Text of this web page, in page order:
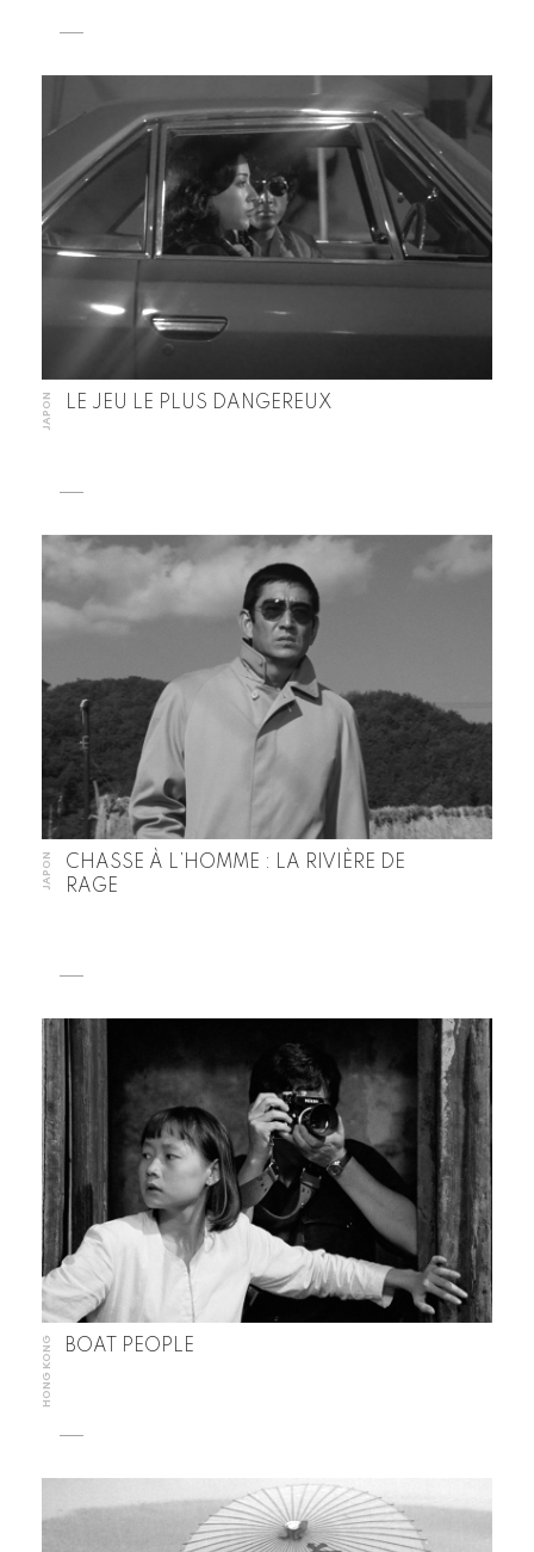
JAPON LE JEU LE PLUS DANGEREUX
JAPON
CHASSE À L’HOMME : LA RIVIÈRE DE
RAGE
HONG KONG BOAT PEOPLE